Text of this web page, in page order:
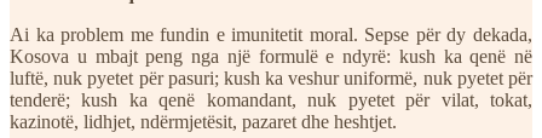
Ai ka problem me fundin e imunitetit moral. Sepse për dy dekada,
Kosova u mbajt peng nga një formulë e ndyrë: kush ka qenë në
luftë, nuk pyetet për pasuri; kush ka veshur uniformë, nuk pyetet për
tenderë; kush ka qenë komandant, nuk pyetet për vilat, tokat,
kazinotë, lidhjet, ndërmjetësit, pazaret dhe heshtjet.